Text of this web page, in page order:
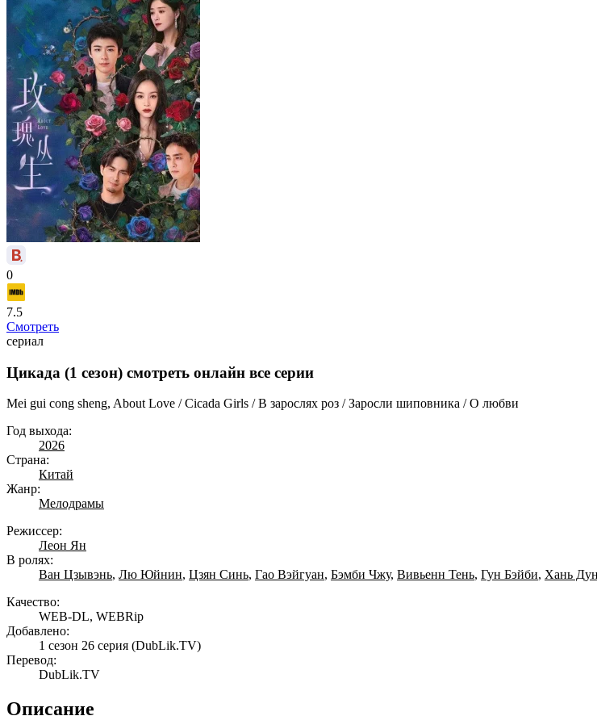
0
7.5
Смотреть
сериал
Цикада (1 сезон) смотреть онлайн все серии
Mei gui cong sheng, About Love / Cicada Girls / В зарослях роз / Заросли шиповника / О любви
Год выхода:
2026
Страна:
Китай
Жанр:
Мелодрамы
Режиссер:
Леон Ян
В ролях:
Ван Цзывэнь, Лю Юйнин, Цзян Синь, Гао Вэйгуан, Бэмби Чжу, Вивьенн Тень, Гун Бэйби, Хань Дун
Качество:
WEB-DL, WEBRip
Добавлено:
1 сезон 26 серия (DubLik.TV)
Перевод:
DubLik.TV
Описание